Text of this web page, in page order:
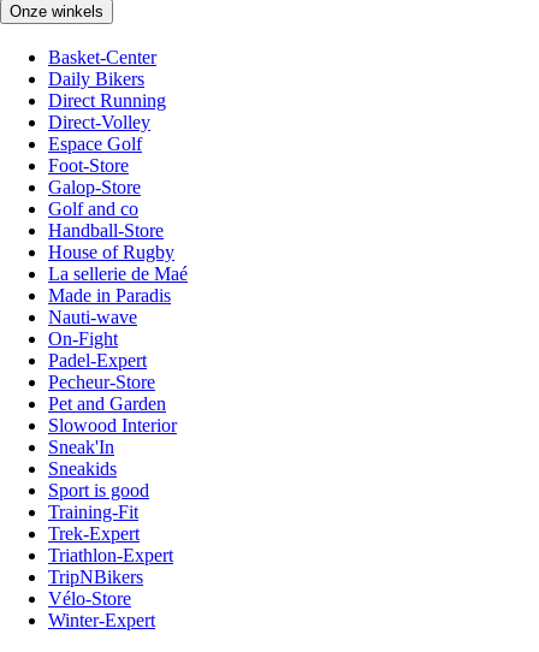
Onze winkels
Basket-Center
Daily Bikers
Direct Running
Direct-Volley
Espace Golf
Foot-Store
Galop-Store
Golf and co
Handball-Store
House of Rugby
La sellerie de Maé
Made in Paradis
Nauti-wave
On-Fight
Padel-Expert
Pecheur-Store
Pet and Garden
Slowood Interior
Sneak'In
Sneakids
Sport is good
Training-Fit
Trek-Expert
Triathlon-Expert
TripNBikers
Vélo-Store
Winter-Expert